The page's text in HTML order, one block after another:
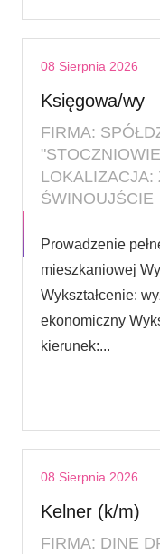
08 Sierpnia 2026
Księgowa/wy
FIRMA:
LOKALIZACJA:
ŚWINOUJŚCIE
Prowadzenie
mieszkaniowej
Wykształcenie:
ekonomiczny
kierunek:...
08 Sierpnia 2026
Kelner (k/m)
FIRMA: DINE